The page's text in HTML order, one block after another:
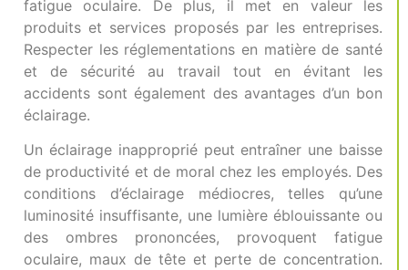
fatigue oculaire. De plus, il met en valeur les
produits et services proposés par les entreprises.
Respecter les réglementations en matière de santé
et de sécurité au travail tout en évitant les
accidents sont également des avantages d’un bon
éclairage.
Un éclairage inapproprié peut entraîner une baisse
de productivité et de moral chez les employés. Des
conditions d’éclairage médiocres, telles qu’une
luminosité insuffisante, une lumière éblouissante ou
des ombres prononcées, provoquent fatigue
oculaire, maux de tête et perte de concentration.